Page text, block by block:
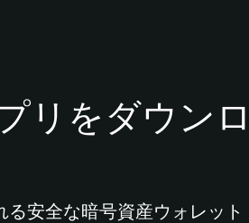
リをダウン
安全な暗号資産ウォレット